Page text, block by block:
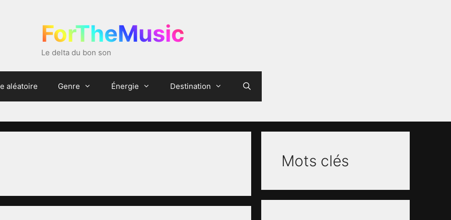
ForTheMusic
Le delta du bon son
aléatoire Genre Énergie Destination
Mots clés